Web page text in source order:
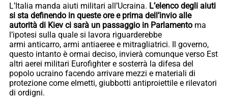
L’Italia manda aiuti militari all’Ucraina. L’elenco degli aiuti
si sta definendo in queste ore e prima dell’invio alle
autorità di Kiev ci sarà un passaggio in Parlamento ma
l’ipotesi sulla quale si lavora riguarderebbe
armi anticarro, armi antiaeree e mitragliatrici. Il governo,
questo intanto è ormai deciso, invierà comunque verso Est
altri aerei militari Eurofighter e sosterrà la difesa del
popolo ucraino facendo arrivare mezzi e materiali di
protezione come elmetti, giubbotti antiproiettile e rilevatori
di ordigni.